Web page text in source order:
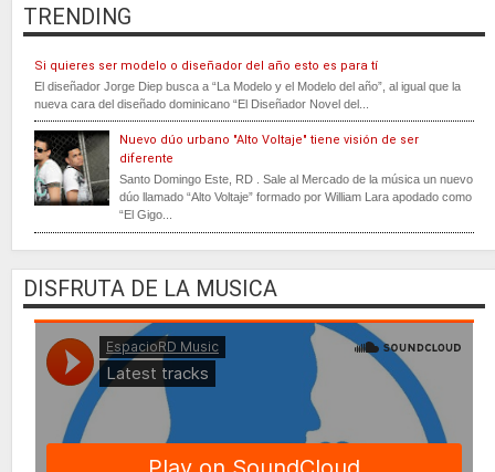
TRENDING
Si quieres ser modelo o diseñador del año esto es para tí
El diseñador Jorge Diep busca a “La Modelo y el Modelo del año”, al igual que la
nueva cara del diseñado dominicano “El Diseñador Novel del...
Nuevo dúo urbano "Alto Voltaje" tiene visión de ser
diferente
Santo Domingo Este, RD . Sale al Mercado de la música un nuevo
dúo llamado “Alto Voltaje” formado por William Lara apodado como
“El Gigo...
DISFRUTA DE LA MUSICA